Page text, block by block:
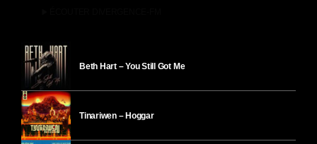
Beth Hart – You Still Got Me
Tinariwen – Hoggar